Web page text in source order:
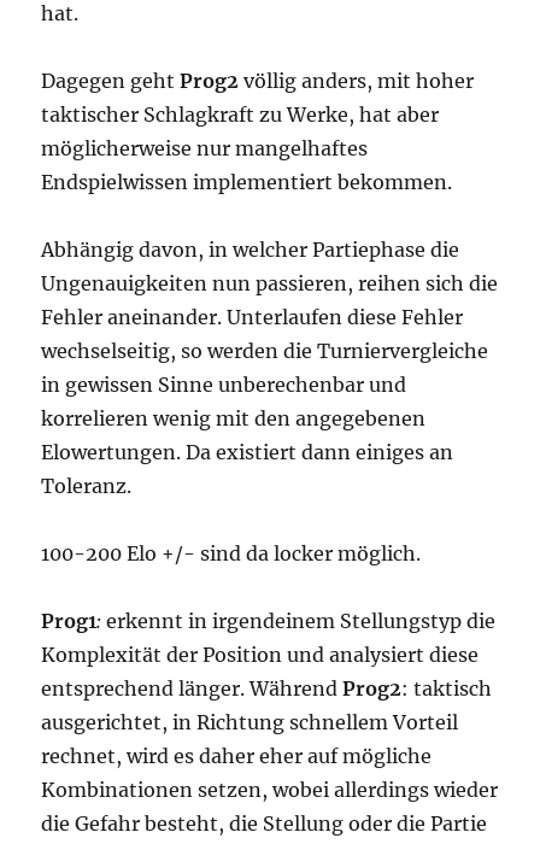
hat.
Dagegen gehtProg2 völlig anders, mit hoher
taktischer Schlagkraft zu Werke, hat aber
möglicherweise nur mangelhaftes
Endspielwissen implementiert bekommen.
Abhängig davon, in welcher Partiephase die
Ungenauigkeiten nun passieren, reihen sich die
Fehler aneinander. Unterlaufen diese Fehler
wechselseitig, so werden die Turniervergleiche
in gewissen Sinne unberechenbar und
korrelieren wenig mit den angegebenen
Elowertungen. Da existiert dann einiges an
Toleranz.
100-200 Elo +/- sind da locker möglich.
Prog1: erkennt in irgendeinem Stellungstyp die
Komplexität der Position und analysiert diese
entsprechend länger. WährendProg2: taktisch
ausgerichtet, in Richtung schnellem Vorteil
rechnet, wird es daher eher auf mögliche
Kombinationen setzen, wobei allerdings wieder
die Gefahr besteht, die Stellung oder die Partie